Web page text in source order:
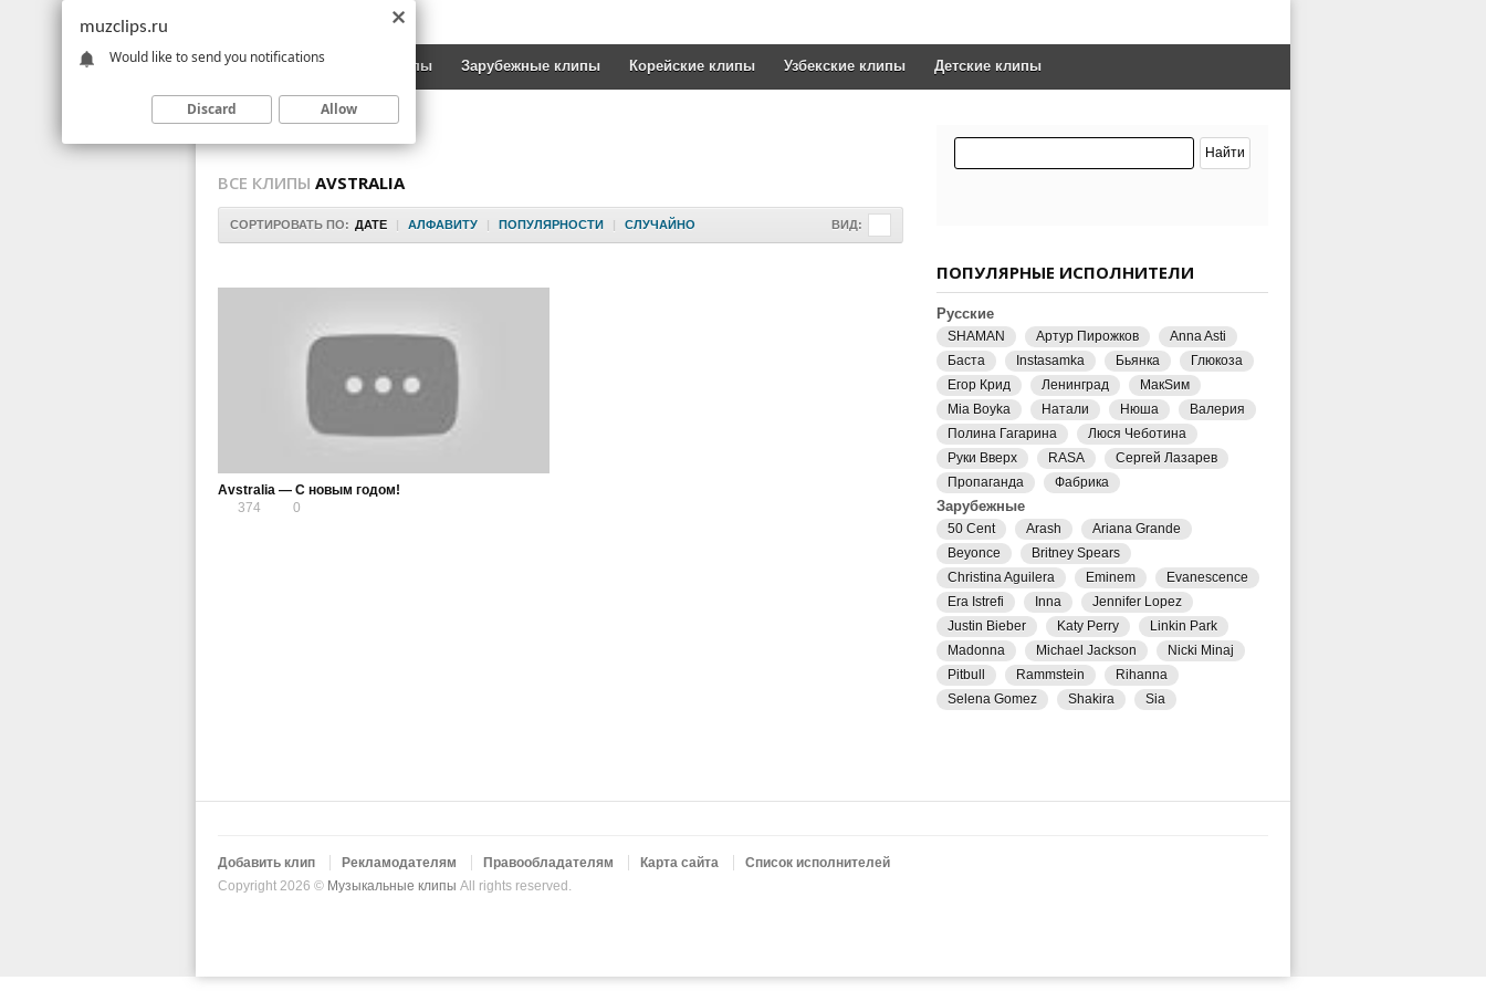
Новинки Русские клипы Зарубежные клипы Корейские клипы Узбекские клипы Детские клипы
ВСЕ КЛИПЫ AVSTRALIA
СОРТИРОВАТЬ ПО: ДАТЕ | АЛФАВИТУ | ПОПУЛЯРНОСТИ | СЛУЧАЙНО ВИД:
Avstralia — С новым годом!
374
0
ПОПУЛЯРНЫЕ ИСПОЛНИТЕЛИ
Русские
SHAMAN Артур Пирожков
Anna Asti
Баста
Instasamka Бьянка
Глюкоза
Егор Крид
Ленинград
МакSим
Mia Boyka
Натали Нюша
Валерия
Полина Гагарина
Люся Чеботина
Руки Вверх
RASA
Сергей Лазарев
Пропаганда
Фабрика
Зарубежные
50 Cent Arash
Ariana Grande
Beyonce
Britney Spears
Christina Aguilera
Eminem
Evanescence
Era Istrefi
Inna
Jennifer Lopez
Justin Bieber
Katy Perry
Linkin Park
Madonna
Michael Jackson
Nicki Minaj
Pitbull
Rammstein
Rihanna
Selena Gomez
Shakira Sia
Добавить клип Рекламодателям Правообладателям Карта сайта
Список исполнителей
Copyright 2026 © Музыкальные клипы All rights reserved.
muzclips.ru
Would like to send you notifications
Discard Allow